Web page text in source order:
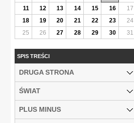
11
12 13 14 15 16
17
18
19 20 21 22 23
24
25
26 27 28 29 30 31
SPIS TREŚCI
DRUGA STRONA
ŚWIAT
PLUS MINUS